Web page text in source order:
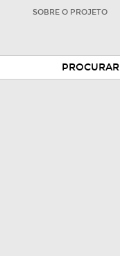
SOBRE O PROJETO
PROCURAR